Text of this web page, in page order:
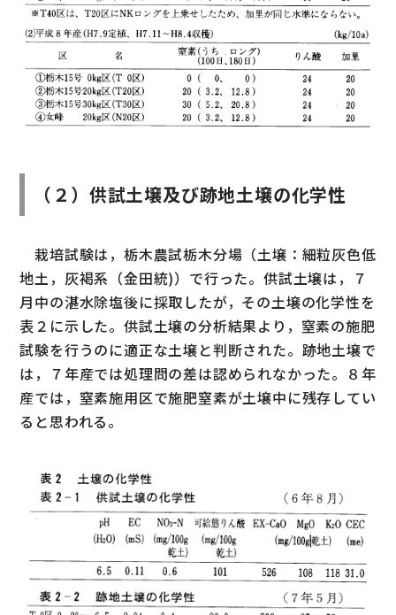
（２）供試土壌及び跡地土壌の化学性
栽培試験は，栃木農試栃木分場（土壌：細粒灰色低
地土，灰褐系（金田統)）で行った。供試土壌は，７
月中の湛水除塩後に採取したが，その土壌の化学性を
表２に示した。供試土壌の分析結果より，窒素の施肥
試験を行うのに適正な土壌と判断された。跡地土壌で
は，７年産では処理問の差は認められなかった。８年
産では，窒素施用区で施肥窒素が土壌中に残存してい
ると思われる。